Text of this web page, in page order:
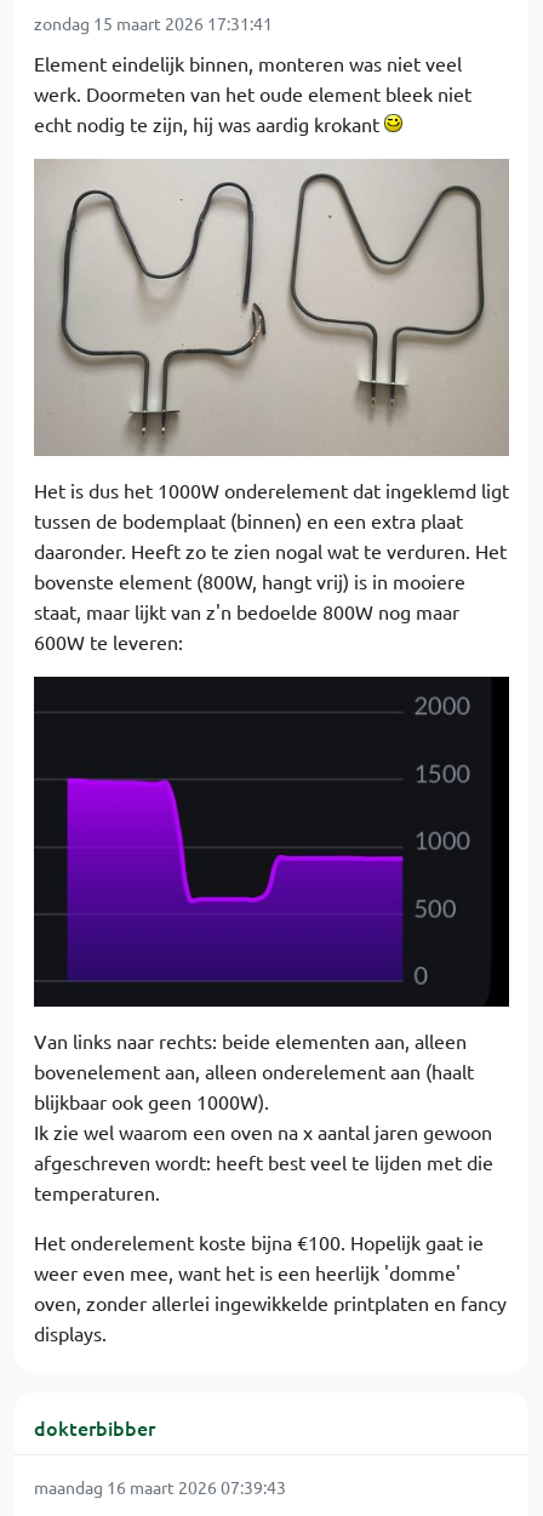
zondag 15 maart 2026 17:31:41
Element eindelijk binnen, monteren was niet veel
werk. Doormeten van het oude element bleek niet
echt nodig te zijn, hij was aardig krokant
Het is dus het 1000W onderelement dat ingeklemd ligt
tussen de bodemplaat (binnen) en een extra plaat
daaronder. Heeft zo te zien nogal wat te verduren. Het
bovenste element (800W, hangt vrij) is in mooiere
staat, maar lijkt van z'n bedoelde 800W nog maar
600W te leveren:
Van links naar rechts: beide elementen aan, alleen
bovenelement aan, alleen onderelement aan (haalt
blijkbaar ook geen 1000W).
Ik zie wel waarom een oven na x aantal jaren gewoon
afgeschreven wordt: heeft best veel te lijden met die
temperaturen.
Het onderelement koste bijna €100. Hopelijk gaat ie
weer even mee, want het is een heerlijk 'domme'
oven, zonder allerlei ingewikkelde printplaten en fancy
displays.
dokterbibber
maandag 16 maart 2026 07:39:43